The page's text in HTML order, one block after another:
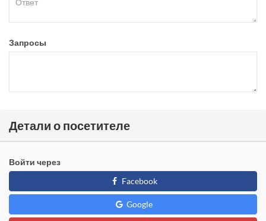
Запросы
Детали о посетителе
Войти через
Facebook
Google